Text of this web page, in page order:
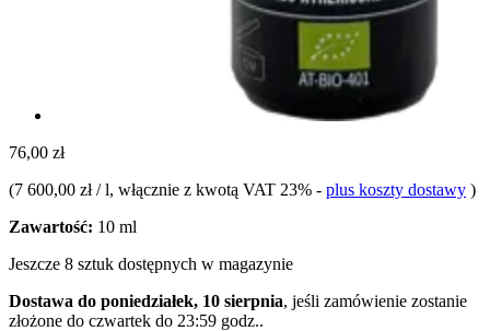
76,00 zł
(7 600,00 zł / l, włącznie z kwotą VAT 23% - plus koszty dostawy )
Zawartość: 10 ml
Jeszcze 8 sztuk dostępnych w magazynie
Dostawa do poniedziałek, 10 sierpnia, jeśli zamówienie zostanie
złożone do czwartek do 23:59 godz..